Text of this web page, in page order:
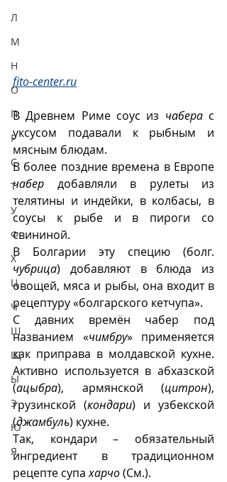
Л
М
Н
О
П
Р
С
Т
У
Ф
Х
Ц
Ч
Ш
Щ
Ы
Э
Ю
Я
fito-center.ru
В Древнем Риме соус из чабера с
уксусом подавали к рыбным и
мясным блюдам.
чабер добавляли в рулеты из
телятины и индейки, в колбасы, в
соусы к рыбе и в пироги со
свининой.
чубрица) добавляют в блюда из
овощей, мяса и рыбы, она входит в
рецептуру «болгарского кетчупа».
С давних времён чабер под
названием «чимбру» применяется
как приправа в молдавской кухне.
Активно используется в абхазской
(ацыбра), армянской (цитрон),
грузинской (кондари) и узбекской
(джамбуль) кухне.
Так, кондари – обязательный
ингредиент в традиционном
рецепте супа харчо (См.).